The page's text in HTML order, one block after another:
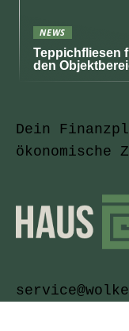
NEWS
Teppichfliesen
den
Dein
ökonomische